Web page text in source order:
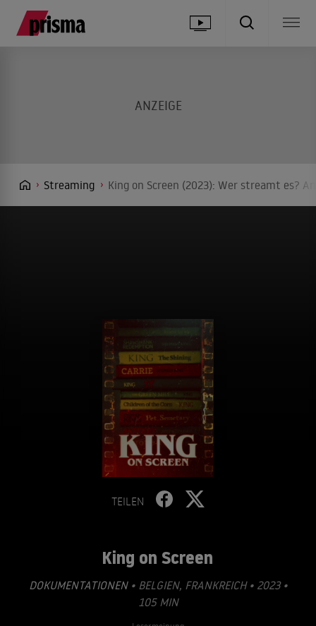
Streaming King on Screen (2023): Wer streamt es?
TEILEN
King on Screen
DOKUMENTATIONEN• BELGIEN, FRANKREICH • 2023 •
105 MIN